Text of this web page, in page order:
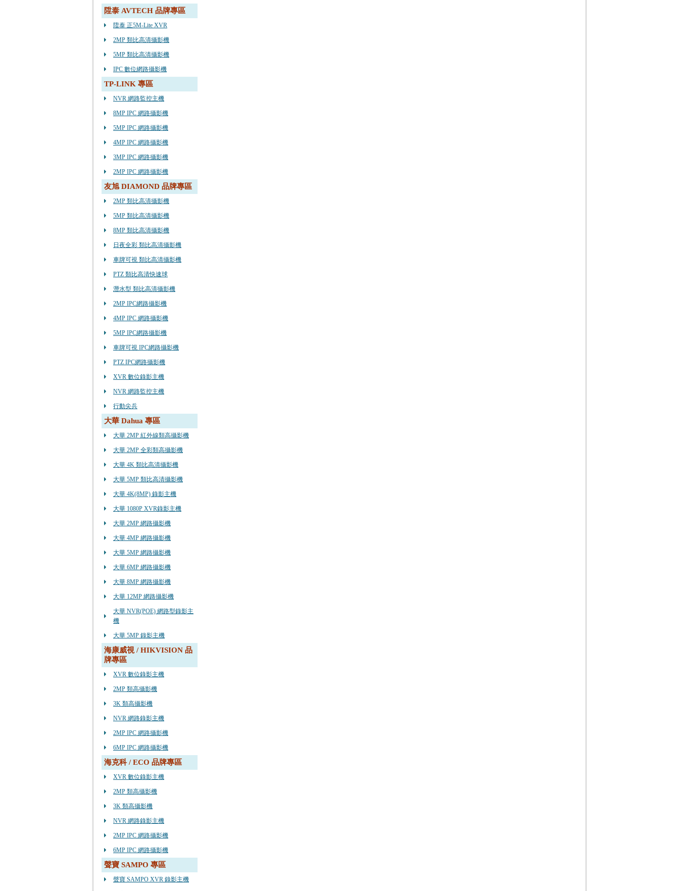
陞泰 AVTECH 品牌專區
陞泰 正5M-Lite XVR
2MP 類比高清攝影機
5MP 類比高清攝影機
IPC 數位網路攝影機
TP-LINK 專區
NVR 網路監控主機
8MP IPC 網路攝影機
5MP IPC 網路攝影機
4MP IPC 網路攝影機
3MP IPC 網路攝影機
2MP IPC 網路攝影機
友旭 DIAMOND 品牌專區
2MP 類比高清攝影機
5MP 類比高清攝影機
8MP 類比高清攝影機
日夜全彩 類比高清攝影機
車牌可視 類比高清攝影機
PTZ 類比高清快速球
潛水型 類比高清攝影機
2MP IPC網路攝影機
4MP IPC 網路攝影機
5MP IPC網路攝影機
車牌可視 IPC網路攝影機
PTZ IPC網路攝影機
XVR 數位錄影主機
NVR 網路監控主機
行動尖兵
大華 Dahua 專區
大華 2MP 紅外線類高攝影機
大華 2MP 全彩類高攝影機
大華 4K 類比高清攝影機
大華 5MP 類比高清攝影機
大華 4K(8MP) 錄影主機
大華 1080P XVR錄影主機
大華 2MP 網路攝影機
大華 4MP 網路攝影機
大華 5MP 網路攝影機
大華 6MP 網路攝影機
大華 8MP 網路攝影機
大華 12MP 網路攝影機
大華 NVR(POE) 網路型錄影主
機
大華 5MP 錄影主機
海康威視 / HIKVISION 品
牌專區
XVR 數位錄影主機
2MP 類高攝影機
3K 類高攝影機
NVR 網路錄影主機
2MP IPC 網路攝影機
6MP IPC 網路攝影機
海克科 / ECO 品牌專區
XVR 數位錄影主機
2MP 類高攝影機
3K 類高攝影機
NVR 網路錄影主機
2MP IPC 網路攝影機
6MP IPC 網路攝影機
聲寶 SAMPO 專區
聲寶 SAMPO XVR 錄影主機